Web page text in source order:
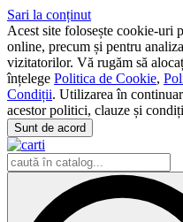
Sari la conținut
Acest site folosește cookie-uri
online, precum și pentru
vizitatorilor. Vă rugăm să
înțelege Politica de Cookie,
Condiții. Utilizarea în
acestor politici, clauze și
Sunt de acord